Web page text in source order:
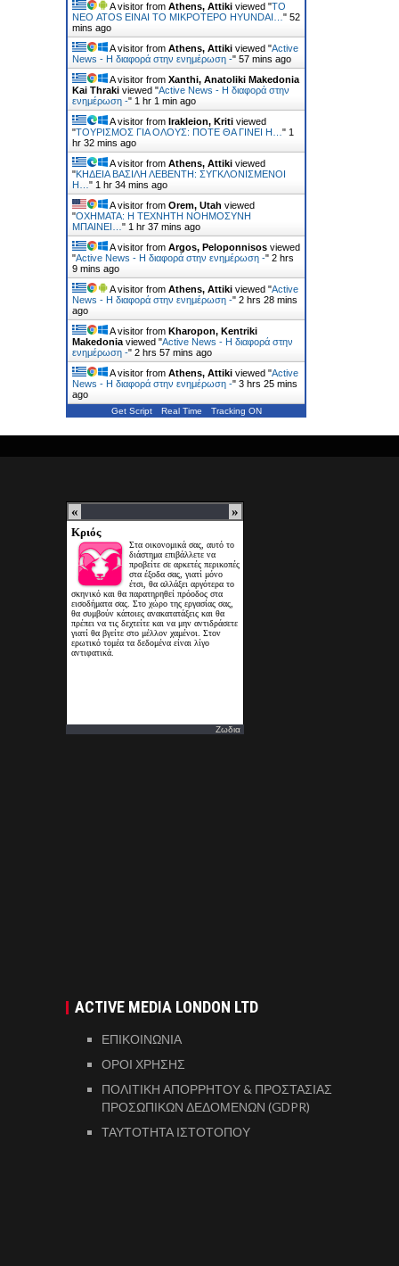
A visitor from Athens, Attiki viewed "ΤΟ
ΝΕΟ ATOS ΕΙΝΑΙ ΤΟ ΜΙΚΡΟΤΕΡΟ HYUNDAI… " 53
mins ago
A visitor from Athens, Attiki viewed "Active
News - Η διαφορά στην ενημέρωση -" 57 mins ago
A visitor from Xanthi, Anatoliki Makedonia
Kai Thraki viewed "Active News - Η διαφορά στην
ενημέρωση -" 1 hr 1 min ago
A visitor from Irakleion, Kriti viewed
"ΤΟΥΡΙΣΜΟΣ ΓΙΑ ΟΛΟΥΣ: ΠΟΤΕ ΘΑ ΓΙΝΕΙ Η… " 1
hr 32 mins ago
A visitor from Athens, Attiki viewed
"ΚΗΔΕΙΑ ΒΑΣΙΛΗ ΛΕΒΕΝΤΗ: ΣΥΓΚΛΟΝΙΣΜΕΝΟΙ
Η… " 1 hr 34 mins ago
A visitor from Orem, Utah viewed
"ΟΧΗΜΑΤΑ: Η ΤΕΧΝΗΤΗ ΝΟΗΜΟΣΥΝΗ
ΜΠΑΙΝΕΙ… " 1 hr 37 mins ago
A visitor from Argos, Peloponnisos viewed
"Active News - Η διαφορά στην ενημέρωση -" 2 hrs
9 mins ago
A visitor from Athens, Attiki viewed "Active
News - Η διαφορά στην ενημέρωση -" 2 hrs 28 mins
ago
A visitor from Kharopon, Kentriki
Makedonia viewed "Active News - Η διαφορά στην
ενημέρωση -" 2 hrs 57 mins ago
A visitor from Athens, Attiki viewed "Active
News - Η διαφορά στην ενημέρωση -" 3 hrs 25 mins
ago
Get Script Real Time Tracking ON
Ζωδια
ACTIVE MEDIA LONDON LTD
ΕΠΙΚΟΙΝΩΝΙΑ
ΟΡΟΙ ΧΡΗΣΗΣ
ΠΟΛΙΤΙΚΗ ΑΠΟΡΡΗΤΟΥ & ΠΡΟΣΤΑΣΙΑΣ
ΠΡΟΣΩΠΙΚΩΝ ΔΕΔΟΜΕΝΩΝ (GDPR)
ΤΑΥΤΟΤΗΤΑ ΙΣΤΟΤΟΠΟΥ